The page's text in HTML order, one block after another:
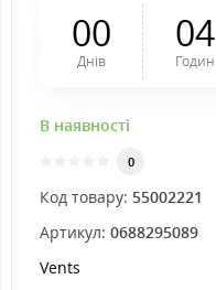
00
Днів
04
Годин
В наявності
0
Код товару: 55002221
Артикул: 0688295089
Vents